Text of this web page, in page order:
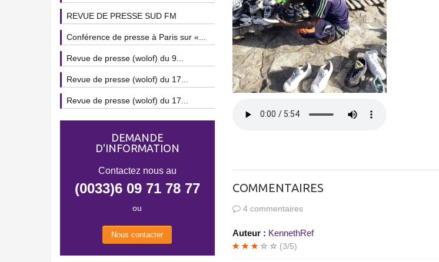
COMMENTAIRES
4 commentaires
Auteur : KennethRef
(3/5)
REVUE DE PRESSE SUD FM
Conférence de presse à Paris sur «...
Revue de presse (wolof) du 9...
Revue de presse (wolof) du 17...
Revue de presse (wolof) du 17...
DEMANDE
D'INFORMATION
Contactez nous au
(0033)6 09 71 78 77
ou
Nous contacter